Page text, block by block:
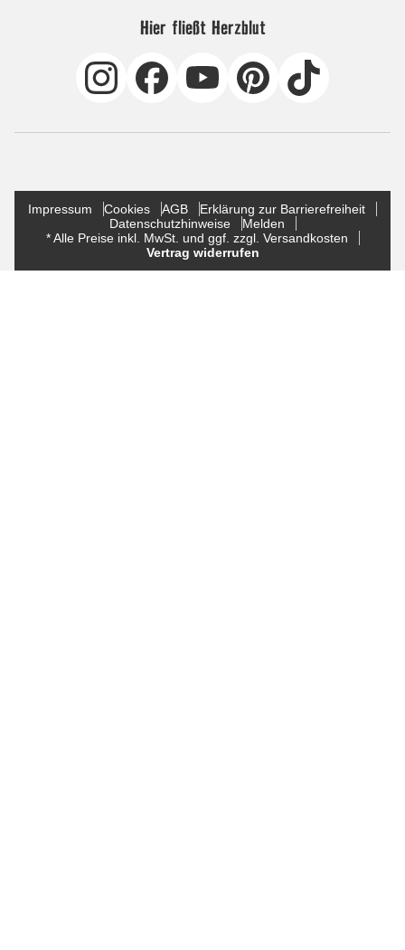
Hier fließt Herzblut
Impressum Cookies AGB
Erklärung zur Barrierefreiheit
Datenschutzhinweise
Melden
* Alle Preise inkl. MwSt. und ggf. zzgl. Versandkosten
Vertrag widerrufen